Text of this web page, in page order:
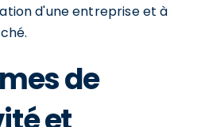
d'une entreprise et à
de